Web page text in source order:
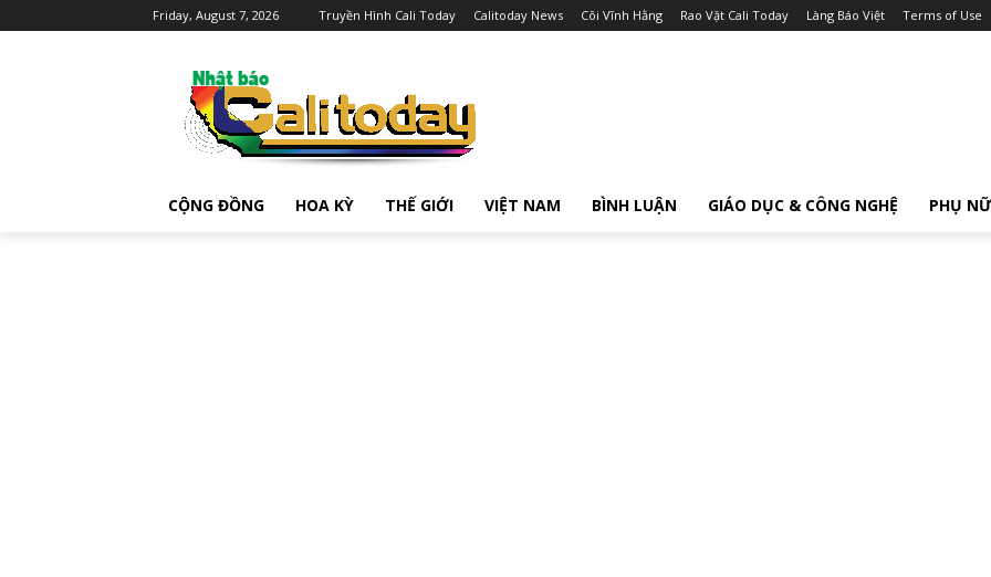
Friday, August 7, 2026 Truyền Hình Cali Today Calitoday News Cõi Vĩnh Hằng Rao Vặt Cali Today Làng Báo Việt Terms of Use
CỘNG ĐỒNG HOA KỲ THẾ GIỚI VIỆT NAM BÌNH LUẬN GIÁO DỤC & CÔNG NGHỆ PHỤ NỮ